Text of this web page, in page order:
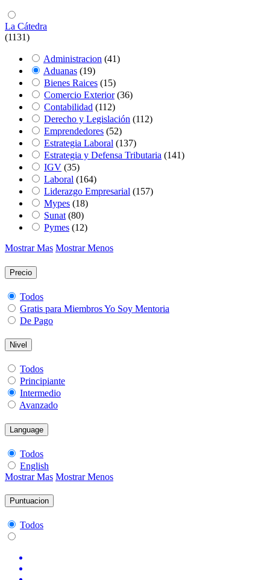
La Cátedra
(1131)
Administracion (41)
Aduanas (19)
Bienes Raices (15)
Comercio Exterior (36)
Contabilidad (112)
Derecho y Legislación (112)
Emprendedores (52)
Estrategia Laboral (137)
Estrategia y Defensa Tributaria (141)
IGV (35)
Laboral (164)
Liderazgo Empresarial (157)
Mypes (18)
Sunat (80)
Pymes (12)
Mostrar Mas Mostrar Menos
Precio
Todos
Gratis para Miembros Yo Soy Mentoria
De Pago
Nivel
Todos
Principiante
Intermedio
Avanzado
Language
Todos
English
Mostrar Mas Mostrar Menos
Puntuacion
Todos